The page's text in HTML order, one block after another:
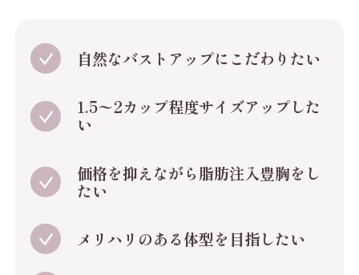
自然なバストアップにこだわりたい
1.5〜2カップ程度サイズアップした
い
価格を抑えながら脂肪注入豊胸をし
たい
メリハリのある体型を目指したい